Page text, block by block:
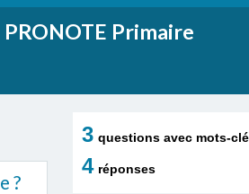
Primaire
?
3 questions avec mots-
4 réponses